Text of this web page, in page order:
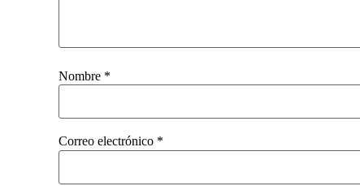
Nombre *
Correo electrónico *